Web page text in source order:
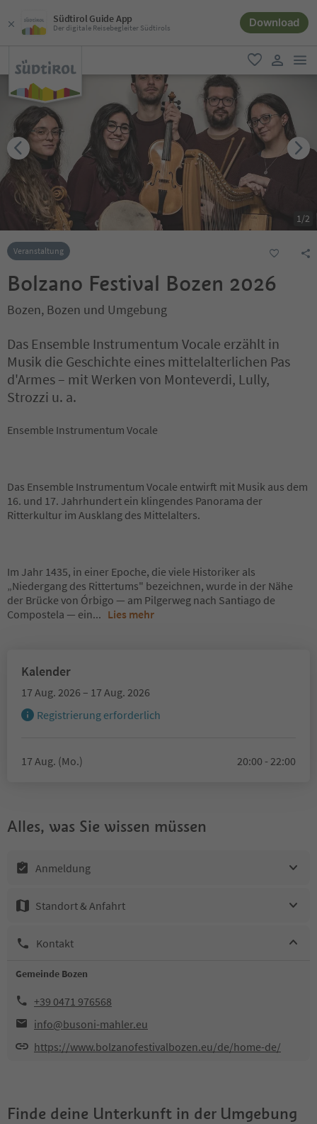
Südtirol Guide App
Der digitale Reisebegleiter Südtirols Download
favorit
user link
1/2
Veranstaltung
Bolzano Festival Bozen 2026
Bozen, Bozen und Umgebung
Das Ensemble Instrumentum Vocale erzählt in
Musik die Geschichte eines mittelalterlichen Pas
d'Armes – mit Werken von Monteverdi, Lully,
Strozzi u. a.
Ensemble Instrumentum Vocale
Das Ensemble Instrumentum Vocale entwirft mit Musik aus dem
16. und 17. Jahrhundert ein klingendes Panorama der
Ritterkultur im Ausklang des Mittelalters.
Im Jahr 1435, in einer Epoche, die viele Historiker als
„Niedergang des Rittertums" bezeichnen, wurde in der Nähe
der Brücke von Órbigo — am Pilgerweg nach Santiago de
Compostela — ein... Lies mehr
Kalender
17 Aug. 2026 – 17 Aug. 2026
Registrierung erforderlich
17 Aug. (Mo.) 20:00 - 22:00
Alles, was Sie wissen müssen
Anmeldung
Standort & Anfahrt
Kontakt
Gemeinde Bozen
+39 0471 976568
info@busoni-mahler.eu
https://www.bolzanofestivalbozen.eu/de/home-de/
Finde deine Unterkunft in der Umgebung